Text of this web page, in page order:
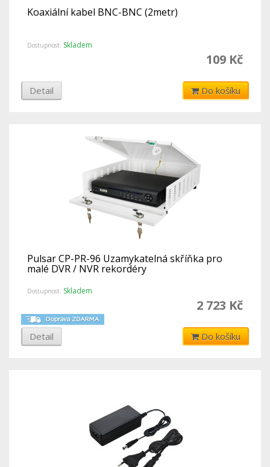
Koaxiální kabel BNC-BNC (2metr)
Dostupnost: Skladem
109 Kč
Detail Do košíku
Pulsar CP-PR-96 Uzamykatelná skříňka pro
malé DVR / NVR rekordéry
Dostupnost: Skladem
2 723 Kč
Detail Do košíku